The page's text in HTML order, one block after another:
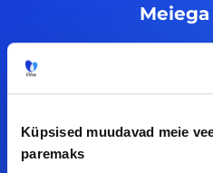
Küpsised muudavad meie
paremaks
Tööelublogi.ee lehelt
kursis tööturu
teha koostööd, siis võta